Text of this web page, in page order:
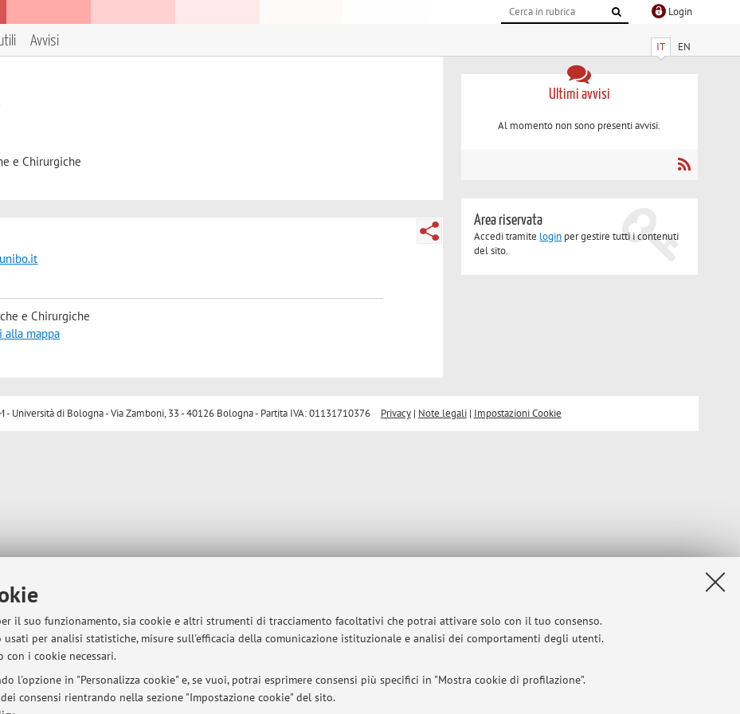
il suo funzionamento, sia cookie e altri strumenti di tracciamento facoltativi che potrai attivare solo con il tuo consenso.
per analisi statistiche, misure sull'efficacia della comunicazione istituzionale e analisi dei comportamenti degli utenti.
i cookie necessari.
l'opzione in "Personalizza cookie" e, se vuoi, potrai esprimere consensi più specifici in "Mostra cookie di profilazione".
consensi rientrando nella sezione "Impostazione cookie" del sito.
Login
IT EN
Avvisi
e Chirurgiche
e Chirurgiche
alla mappa
Ultimi avvisi
Al momento non sono presenti avvisi.
Area riservata
Accedi tramite login per gestire tutti i contenuti
del sito.
- Università di Bologna - Via Zamboni, 33 - 40126 Bologna - Partita IVA: 01131710376 Privacy| Note legali| Impostazioni Cookie